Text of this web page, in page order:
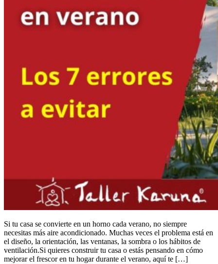
Si tu casa se convierte en un horno cada verano, no siempre
necesitas más aire acondicionado. Muchas veces el problema está en
el diseño, la orientación, las ventanas, la sombra o los hábitos de
ventilación.Si quieres construir tu casa o estás pensando en cómo
mejorar el frescor en tu hogar durante el verano, aquí te […]